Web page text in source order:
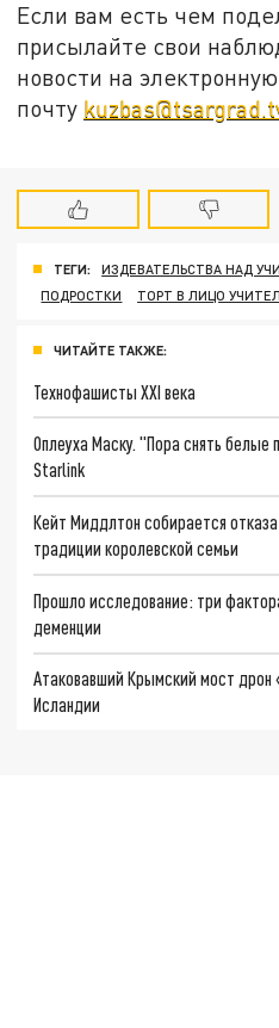
Если вам есть чем
присылайте свои
новости на электронную
почту
ТЕГИ: ИЗДЕВАТЕЛЬСТВА НАД
ПОДРОСТКИ
ТОРТ В ЛИЦО
ЧИТАЙТЕ ТАКЖЕ:
Технофашисты XXI века
Оплеуха Маску. "Пора снять белые
Starlink
Кейт Миддлтон собирается
традиции королевской семьи
Прошло исследование: три
деменции
Атаковавший Крымский мост дрон
Исландии